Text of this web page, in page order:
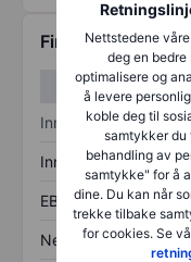
Nettstedene
deg en
optimalisere og
å levere
koble deg til
samtykker du
behandling av
samtykke" for å
dine. Du kan når
trekke tilbake
for cookies. Se
Finansiell
Inntektsoversikt
Inntekter
EBITDA
Nettoinntekt